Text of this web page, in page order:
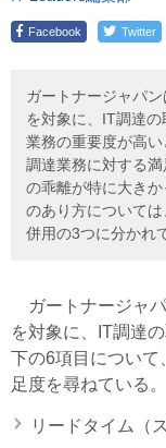
Facebook Twitter
ガートナージャパ
を対象に、IT調達
業務の重要度が高
調達業務に対する
の乖離が特に大き
のあり方について
併用の3つに分かれ
ガートナージャ
を対象に、IT調達
下の6項目について
足度を尋ねている。
リードタイム（